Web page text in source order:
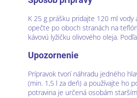
K 25 g prášku pridajte 120 ml
opečte po oboch stranách na
kávovú lyžičku olivového oleja.
Upozornenie
Prípravok tvorí náhradu jedného
(min. 1,5 l za deň) a používajte ho
potravina je určená osobám